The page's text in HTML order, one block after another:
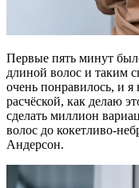
Первые пять минут
длиной волос и таким
очень понравилось, и я
расчёской, как делаю
сделать миллион
волос до кокетливо-
Андерсон.